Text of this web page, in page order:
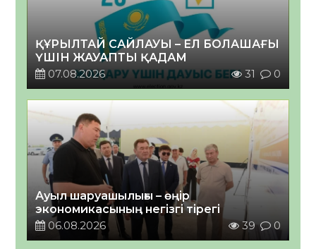
ҚҰРЫЛТАЙ САЙЛАУЫ – ЕЛ БОЛАШАҒЫ
ҮШІН ЖАУАПТЫ ҚАДАМ
07.08.2026
31 0
Ауыл шаруашылығы – өңір
экономикасының негізгі тірегі
06.08.2026
39 0